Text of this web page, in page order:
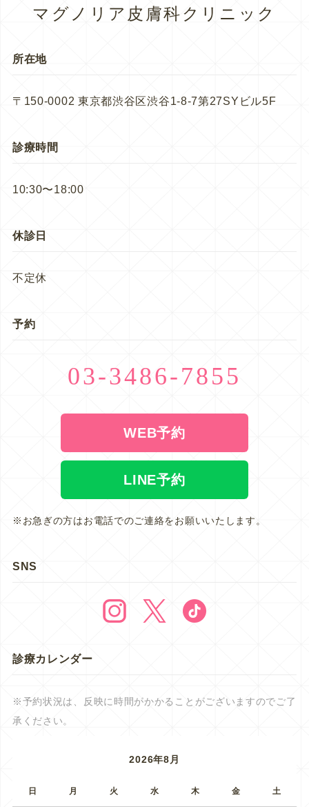
マグノリア皮膚科クリニック
所在地
〒150-0002 東京都渋谷区渋谷1-8-7第27SYビル5F
診療時間
10:30〜18:00
休診日
不定休
予約
03-3486-7855
WEB予約
LINE予約
※お急ぎの方はお電話でのご連絡をお願いいたします。
SNS
診療カレンダー
※予約状況は、反映に時間がかかることがございますのでご了
承ください。
2026年8月
日 月 火 水 木 金 土